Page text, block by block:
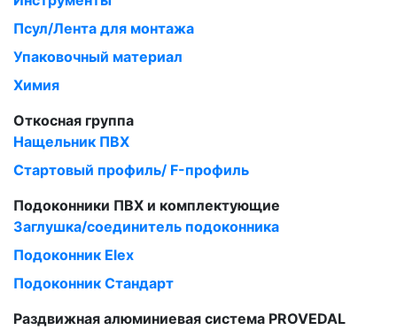
Псул/Лента для монтажа
Упаковочный материал
Химия
Откосная группа
Нащельник ПВХ
Стартовый профиль/ F-профиль
Подоконники ПВХ и комплектующие
Заглушка/соединитель подоконника
Подоконник Elex
Подоконник Стандарт
Раздвижная алюминиевая система PROVEDAL